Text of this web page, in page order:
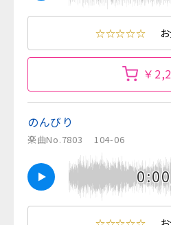
☆☆☆☆☆
￥
のんびり
楽曲No.7803 104-06